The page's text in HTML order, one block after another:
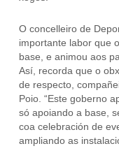
O concelleiro de
importante labor que
base, e animou aos
Así, recorda que o
de respecto,
Poio. “Este goberno
só apoiando a base,
coa celebración de
ampliando as